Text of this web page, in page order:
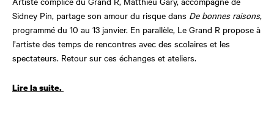
Sidney Pin, partage son amour du risque dans De bonnes raisons,
programmé du 10 au 13 janvier. En parallèle, Le Grand R propose à
l’artiste des temps de rencontres avec des scolaires et les
spectateurs. Retour sur ces échanges et ateliers.
Lire la suite.